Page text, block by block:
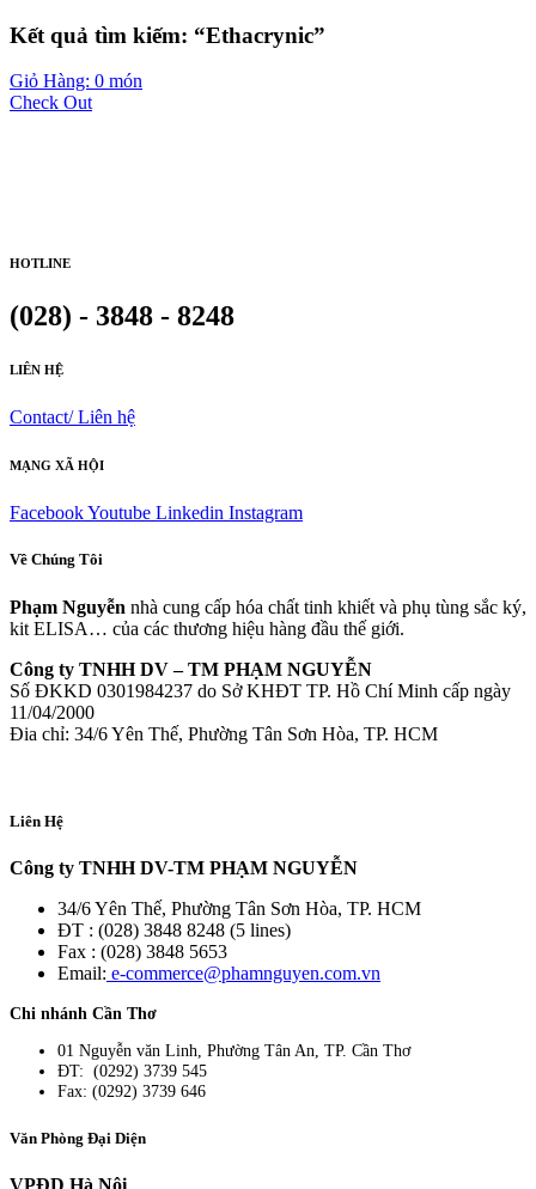
Kết quả tìm kiếm: “Ethacrynic”
Giỏ Hàng: 0 món
Check Out
HOTLINE
(028) - 3848 - 8248
LIÊN HỆ
Contact/ Liên hệ
MẠNG XÃ HỘI
FacebookYoutube Linkedin Instagram
Về Chúng Tôi
Phạm Nguyễn nhà cung cấp hóa chất tinh khiết và phụ tùng sắc ký,
kit ELISA… của các thương hiệu hàng đầu thế giới.
Công ty TNHH DV – TM PHẠM NGUYỄN
Số ĐKKD 0301984237 do Sở KHĐT TP. Hồ Chí Minh cấp ngày
11/04/2000
Đia chỉ: 34/6 Yên Thế, Phường Tân Sơn Hòa, TP. HCM
Liên Hệ
Công ty TNHH DV-TM PHẠM NGUYỄN
34/6 Yên Thế, Phường Tân Sơn Hòa, TP. HCM
ĐT : (028) 3848 8248 (5 lines)
Fax : (028) 3848 5653
Email: e-commerce@phamnguyen.com.vn
Chi nhánh Cần Thơ
01 Nguyễn văn Linh, Phường Tân An, TP. Cần Thơ
ĐT: (0292) 3739 545
Fax: (0292) 3739 646
Văn Phòng Đại Diện
VPĐD Hà Nội